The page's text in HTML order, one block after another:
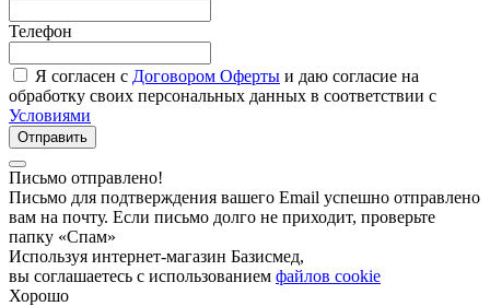
Телефон
Я согласен с Договором Оферты и даю согласие на
обработку своих персональных данных в соответствии с
Условиями
Отправить
Письмо отправлено!
Письмо для подтверждения вашего Email успешно отправлено
вам на почту. Если письмо долго не приходит, проверьте
папку «Спам»
Используя интернет-магазин Базисмед,
вы соглашаетесь с использованием файлов cookie
Хорошо